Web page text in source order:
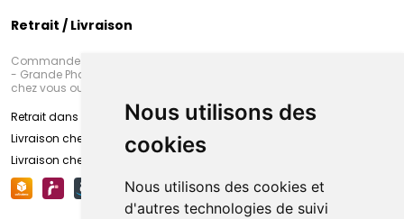
Nous utilisons des
cookies
Nous utilisons des cookies et
d'autres technologies de suivi
Retrait / Livraison
Commandez en ligne et venez chercher votre commande à Amiens
- Grande Pharmacie d’Amiens (Fachon) ou recevez-là rapidement
chez vous ou en point retrait
Retrait dans la pharmacie d’Amiens
Livraison chez vous
Livraison chez votre commerçant